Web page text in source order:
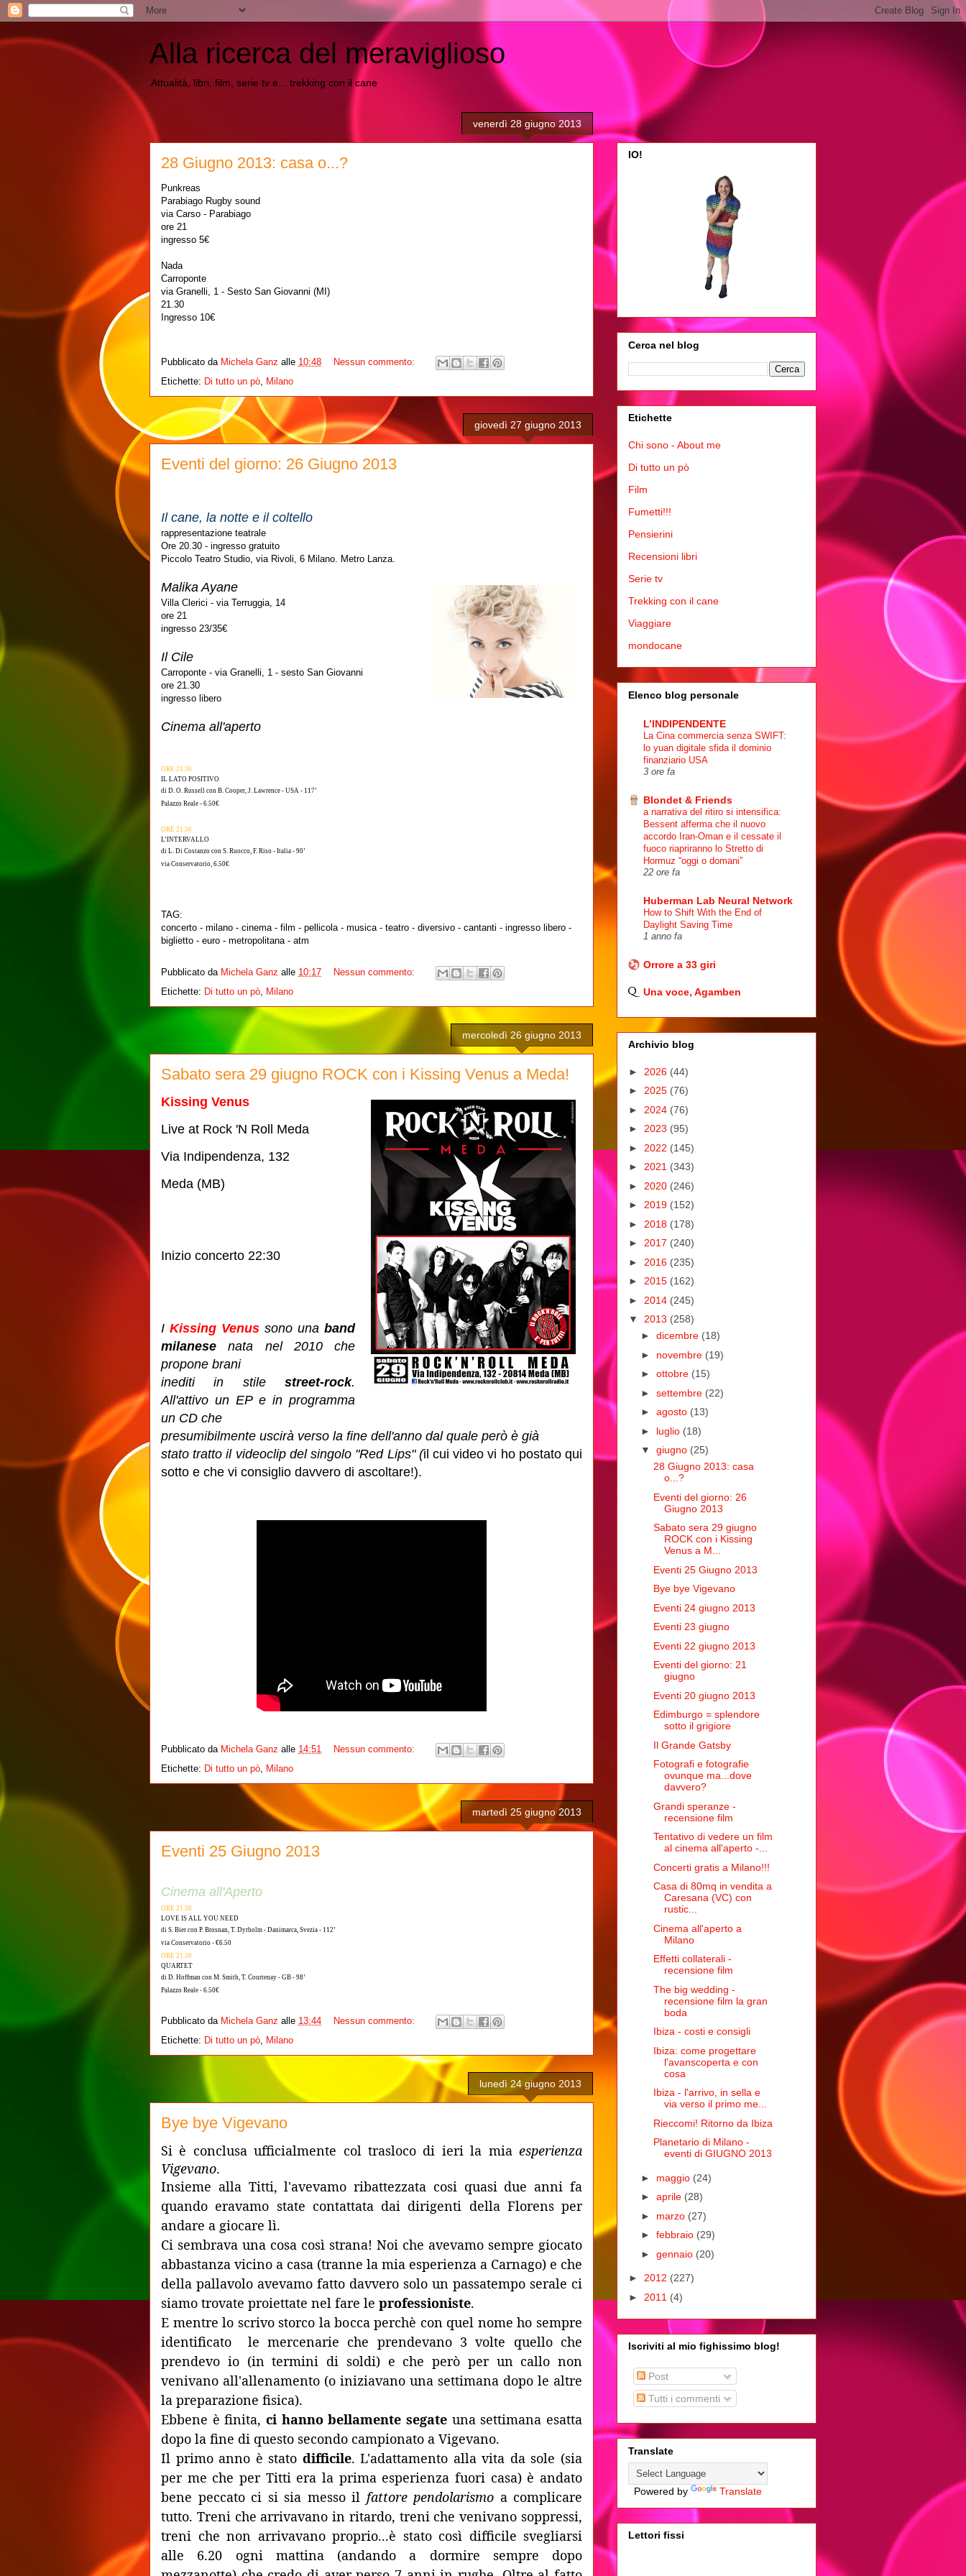
Alla ricerca del meraviglioso
Attualità, libri, film, serie tv e... trekking con il cane
venerdì 28 giugno 2013
28 Giugno 2013: casa o...?
Punkreas
Parabiago Rugby sound
via Carso - Parabiago
ore 21
ingresso 5€
Nada
Carroponte
via Granelli, 1 - Sesto San Giovanni (MI)
21.30
Ingresso 10€
Pubblicato da Michela Ganz alle 10:48
Nessun commento:
Etichette: Di tutto un pò, Milano
giovedì 27 giugno 2013
Eventi del giorno: 26 Giugno 2013
Il cane, la notte e il coltello
rappresentazione teatrale
Ore 20.30 - ingresso gratuito
Piccolo Teatro Studio, via Rivoli, 6 Milano. Metro Lanza.
Malika Ayane
Villa Clerici - via Terruggia, 14
ore 21
ingresso 23/35€
Il Cile
Carroponte - via Granelli, 1 - sesto San Giovanni
ore 21.30
ingresso libero
Cinema all'aperto
ORE 21.30
IL LATO POSITIVO
di D. O. Russell con B. Cooper, J. Lawrence - USA - 117’
Palazzo Reale - 6.50€
ORE 21.30
L’INTERVALLO
di L. Di Costanzo con S. Ruocco, F. Riso - Italia - 90’
via Conservatorio, 6.50€
TAG:
concerto - milano - cinema - film - pellicola - musica - teatro - diversivo - cantanti - ingresso libero -
biglietto - euro - metropolitana - atm
Pubblicato da Michela Ganz alle 10:17
Nessun commento:
Etichette: Di tutto un pò, Milano
mercoledì 26 giugno 2013
Sabato sera 29 giugno ROCK con i Kissing Venus a Meda!
Kissing Venus
Live at Rock 'N Roll Meda
Via Indipendenza, 132
Meda (MB)
Inizio concerto 22:30
I Kissing Venus sono una band
milanese nata nel 2010 che
propone brani
inediti in stile street-rock.
All'attivo un EP e in programma
un CD che
presumibilmente uscirà verso la fine dell'anno dal quale però è già
stato tratto il videoclip del singolo "Red Lips" (il cui video vi ho postato qui
sotto e che vi consiglio davvero di ascoltare!).
Pubblicato da Michela Ganz alle 14:51
Nessun commento:
Etichette: Di tutto un pò, Milano
martedì 25 giugno 2013
Eventi 25 Giugno 2013
Cinema all'Aperto
ORE 21.30
LOVE IS ALL YOU NEED
di S. Bier con P. Brosnan, T. Dyrholm - Danimarca, Svezia - 112’
via Conservatorio - €6.50
ORE 21.30
QUARTET
di D. Hoffman con M. Smith, T. Courtenay - GB - 98’
Palazzo Reale - 6.50€
Pubblicato da Michela Ganz alle 13:44
Nessun commento:
Etichette: Di tutto un pò, Milano
lunedì 24 giugno 2013
Bye bye Vigevano
Si è conclusa ufficialmente col trasloco di ieri la mia esperienza
Vigevano.
Insieme alla Titti, l'avevamo ribattezzata cosi quasi due anni fa
quando eravamo state contattata dai dirigenti della Florens per
andare a giocare lì.
Ci sembrava una cosa così strana! Noi che avevamo sempre giocato
abbastanza vicino a casa (tranne la mia esperienza a Carnago) e che
della pallavolo avevamo fatto davvero solo un passatempo serale ci
siamo trovate proiettate nel fare le professioniste.
E mentre lo scrivo storco la bocca perchè con quel nome ho sempre
identificato le mercenarie che prendevano 3 volte quello che
prendevo io (in termini di soldi) e che però per un callo non
venivano all'allenamento (o iniziavano una settimana dopo le altre
la preparazione fisica).
Ebbene è finita, ci hanno bellamente segate una settimana esatta
dopo la fine di questo secondo campionato a Vigevano.
Il primo anno è stato difficile. L'adattamento alla vita da sole (sia
per me che per Titti era la prima esperienza fuori casa) è andato
bene peccato ci si sia messo il fattore pendolarismo a complicare
tutto. Treni che arrivavano in ritardo, treni che venivano soppressi,
treni che non arrivavano proprio...è stato così difficile svegliarsi
alle 6.20 ogni mattina (andando a dormire sempre dopo
IO!
Cerca nel blog
Etichette
Chi sono - About me
Di tutto un pò
Film
Fumetti!!!
Pensierini
Recensioni libri
Serie tv
Trekking con il cane
Viaggiare
mondocane
Elenco blog personale
L’INDIPENDENTE
La Cina commercia senza SWIFT:
lo yuan digitale sfida il dominio
finanziario USA
3 ore fa
Blondet & Friends
a narrativa del ritiro si intensifica:
Bessent afferma che il nuovo
accordo Iran-Oman e il cessate il
fuoco riapriranno lo Stretto di
Hormuz “oggi o domani”
22 ore fa
Huberman Lab Neural Network
How to Shift With the End of
Daylight Saving Time
1 anno fa
Orrore a 33 giri
Una voce, Agamben
Archivio blog
► 2026 (44)
► 2025 (76)
► 2024 (76)
► 2023 (95)
► 2022 (145)
► 2021 (343)
► 2020 (246)
► 2019 (152)
► 2018 (178)
► 2017 (240)
► 2016 (235)
► 2015 (162)
► 2014 (245)
▼ 2013 (258)
► dicembre (18)
► novembre (19)
► ottobre (15)
► settembre (22)
► agosto (13)
► luglio (18)
▼ giugno (25)
28 Giugno 2013: casa
o...?
Eventi del giorno: 26
Giugno 2013
Sabato sera 29 giugno
ROCK con i Kissing
Venus a M...
Eventi 25 Giugno 2013
Bye bye Vigevano
Eventi 24 giugno 2013
Eventi 23 giugno
Eventi 22 giugno 2013
Eventi del giorno: 21
giugno
Eventi 20 giugno 2013
Edimburgo = splendore
sotto il grigiore
Il Grande Gatsby
Fotografi e fotografie
ovunque ma...dove
davvero?
Grandi speranze -
recensione film
Tentativo di vedere un film
al cinema all'aperto -...
Concerti gratis a Milano!!!
Casa di 80mq in vendita a
Caresana (VC) con
rustic...
Cinema all'aperto a
Milano
Effetti collaterali -
recensione film
The big wedding -
recensione film la gran
boda
Ibiza - costi e consigli
Ibiza: come progettare
l'avanscoperta e con
cosa
Ibiza - l'arrivo, in sella e
via verso il primo me...
Rieccomi! Ritorno da Ibiza
Planetario di Milano -
eventi di GIUGNO 2013
► maggio (24)
► aprile (28)
► marzo (27)
► febbraio (29)
► gennaio (20)
► 2012 (227)
► 2011 (4)
Iscriviti al mio fighissimo blog!
Post
Tutti i commenti
Translate
Powered by Translate
Lettori fissi